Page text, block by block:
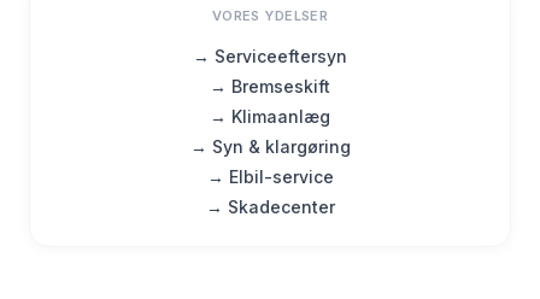
VORES YDELSER
→ Serviceeftersyn
→ Bremseskift
→ Klimaanlæg
→ Syn & klargøring
→ Elbil-service
→ Skadecenter